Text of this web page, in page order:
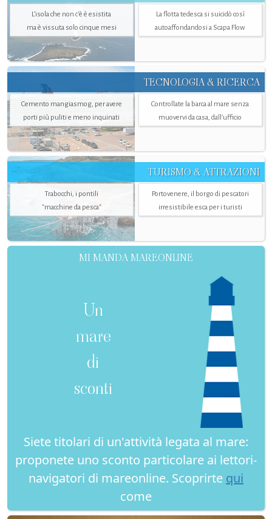
L’isola che non c'è è esistita
ma è vissuta solo cinque mesi
La flotta tedesca si suicidò così
autoaffondandosi a Scapa Flow
TECNOLOGIA & RICERCA
Cemento mangiasmog, per avere
porti più puliti e meno inquinati
Controllate la barca al mare senza
muovervi da casa, dall’ufficio
TURISMO & ATTRAZIONI
Trabocchi, i pontili
"macchine da pesca"
Portovenere, il borgo di pescatori
irresistibile esca per i turisti
MI MANDA MAREONLINE
Un
mare
di
sconti
Siete titolari di un'attività legata al mare:
proponete uno sconto particolare ai lettori-
navigatori di mareonline. Scoprirte qui
come